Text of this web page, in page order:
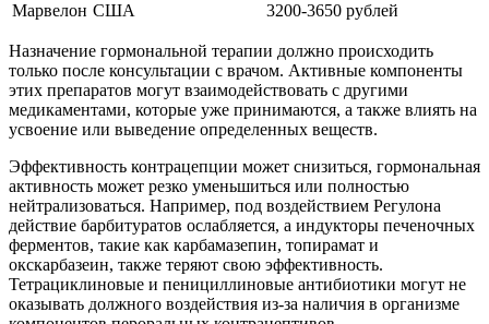
Марвелон США 3200-3650 рублей
Назначение гормональной терапии должно происходить
только после консультации с врачом. Активные компоненты
этих препаратов могут взаимодействовать с другими
медикаментами, которые уже принимаются, а также влиять на
усвоение или выведение определенных веществ.
Эффективность контрацепции может снизиться, гормональная
активность может резко уменьшиться или полностью
нейтрализоваться. Например, под воздействием Регулона
действие барбитуратов ослабляется, а индукторы печеночных
ферментов, такие как карбамазепин, топирамат и
окскарбазеин, также теряют свою эффективность.
Тетрациклиновые и пенициллиновые антибиотики могут не
оказывать должного воздействия из-за наличия в организме